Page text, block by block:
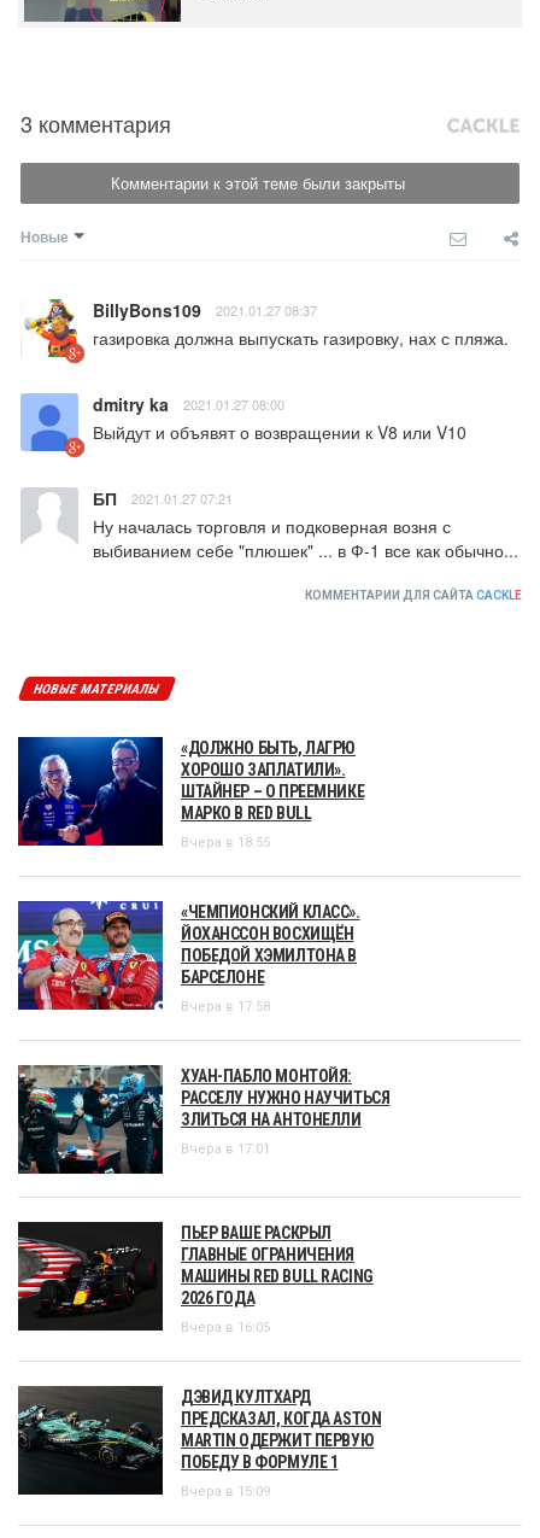
3 комментария
Комментарии к этой теме были закрыты
Новые
BillyBons109 2021.01.27 08:37
газировка должна выпускать газировку, нах с пляжа.
dmitry ka 2021.01.27 08:00
Выйдут и объявят о возвращении к V8 или V10
БП 2021.01.27 07:21
Ну началась торговля и подковерная возня с
выбиванием себе "плюшек" ... в Ф-1 все как обычно...
КОММЕНТАРИИ ДЛЯ САЙТА CACKLE
НОВЫЕ МАТЕРИАЛЫ
«ДОЛЖНО БЫТЬ, ЛАГРЮ
ХОРОШО ЗАПЛАТИЛИ».
ШТАЙНЕР – О ПРЕЕМНИКЕ
МАРКО В RED BULL
Вчера в 18:55
«ЧЕМПИОНСКИЙ КЛАСС».
ЙОХАНССОН ВОСХИЩЁН
ПОБЕДОЙ ХЭМИЛТОНА В
БАРСЕЛОНЕ
Вчера в 17:58
ХУАН-ПАБЛО МОНТОЙЯ:
РАССЕЛУ НУЖНО НАУЧИТЬСЯ
ЗЛИТЬСЯ НА АНТОНЕЛЛИ
Вчера в 17:01
ПЬЕР ВАШЕ РАСКРЫЛ
ГЛАВНЫЕ ОГРАНИЧЕНИЯ
МАШИНЫ RED BULL RACING
2026 ГОДА
Вчера в 16:05
ДЭВИД КУЛТХАРД
ПРЕДСКАЗАЛ, КОГДА ASTON
MARTIN ОДЕРЖИТ ПЕРВУЮ
ПОБЕДУ В ФОРМУЛЕ 1
Вчера в 15:09